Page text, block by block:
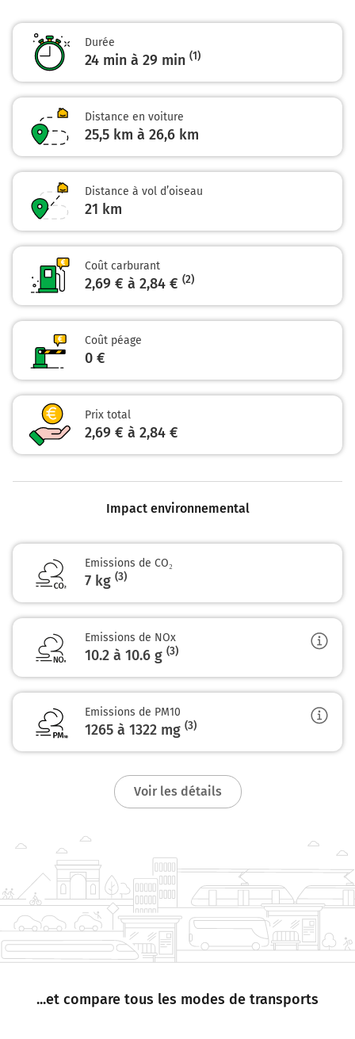
Continuer Rue Gilardoni sur 200 mètres
Tourner légèrement à gauche sur D16 (Place de la
Réunion) et continuer sur 10 mètres
25,2 km
0h24 Altkirch
Durée
24 min à 29 min (1)
Distance en voiture
25,5 km à 26,6 km
Distance à vol d’oiseau
21 km
Coût carburant
2,69 € à 2,84 € (2)
Coût péage
0 €
Prix total
2,69 € à 2,84 €
Impact environnemental
Emissions de CO₂
7 kg (3)
Emissions de NOx
10.2 à 10.6 g (3)
Emissions de PM10
1265 à 1322 mg (3)
Voir les détails
...et compare tous les modes de transports